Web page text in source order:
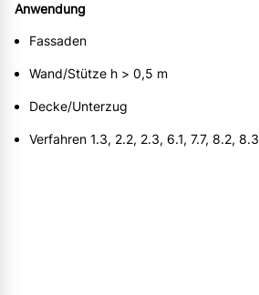
Anwendung
Fassaden
Wand/Stütze h > 0,5 m
Decke/Unterzug
Verfahren 1.3, 2.2, 2.3, 6.1, 7.7, 8.2, 8.3